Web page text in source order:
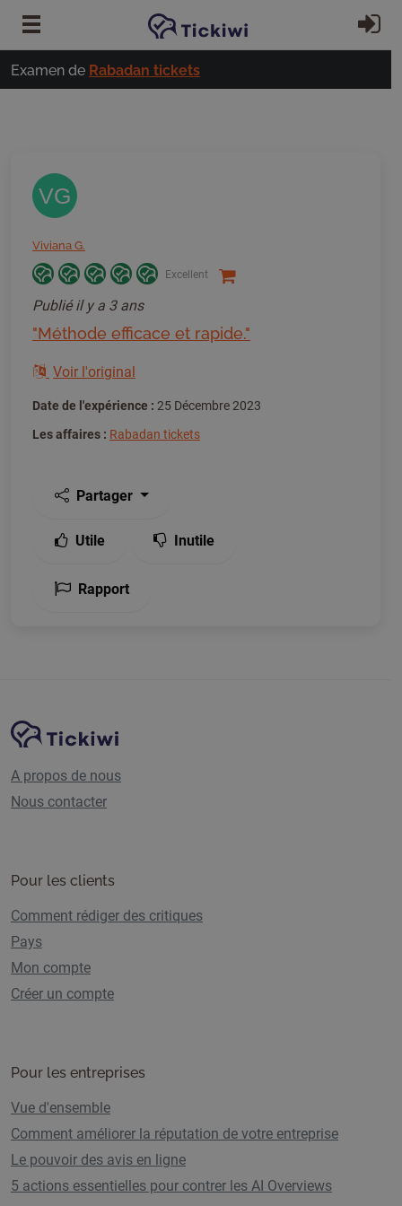
Passer au contenu principal
Examen de Rabadan tickets
VG
Viviana G.
Excellent
Publiéil y a 3 ans
"Méthode efficace et rapide."
Voir l'original
Date de l'expérience : 25 Décembre 2023
Les affaires : Rabadan tickets
Partager
Utile Inutile
Rapport
Navigation du sitePlate-forme Tickiwi
A propos de nous
Nous contacter
Pour les clients
Comment rédiger des critiques
Pays
Mon compte
Créer un compte
Pour les entreprises
Vue d'ensemble
Comment améliorer la réputation de votre entreprise
Le pouvoir des avis en ligne
5 actions essentielles pour contrer les AI Overviews